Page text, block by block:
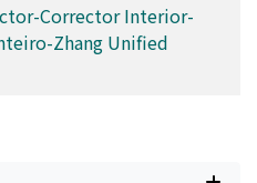
Corrector Interior-
Zhang Unified